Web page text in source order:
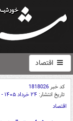
اقتصاد
کد خبر1818026
تاریخ انتشار: ۲۴ خرداد ۱۴۰۵ - ۰۱:۳۰
اقتصاد